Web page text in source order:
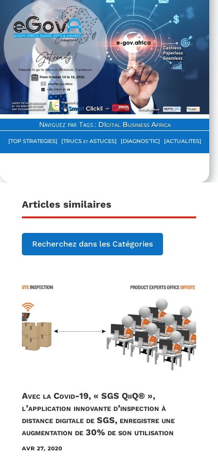
Naviguez par Tags : DIgital Business Africa
[TOP STRATEGIES] [TRUCS et ASTUCES] [DIAGNOS’TIC] [ACTUALITES]
Articles similaires
Recherchez dans les Catégories
Avec la Covid-19, « SGS QiiQ® »,
l’application innovante d’inspection à
distance digitale de SGS, enregistre une
augmentation de 30% de son utilisation
AVR 27, 2020